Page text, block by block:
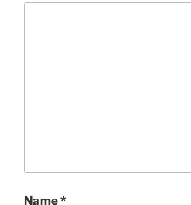
Name*